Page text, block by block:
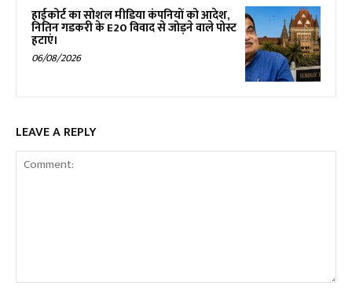
हाईकोर्ट का सोशल मीडिया कंपनियों को आदेश,
नितिन गडकरी के E20 विवाद से जोड़ने वाले पोस्ट
हटाएं।
06/08/2026
LEAVE A REPLY